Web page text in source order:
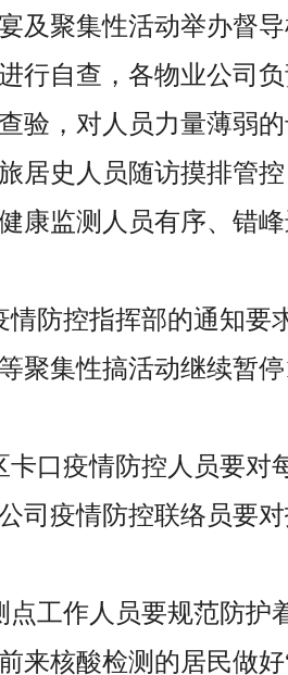
及聚集性活动举办督
行自查，各物业公司
验，对人员力量薄弱
居史人员随访摸排管
康监测人员有序、错
情防控指挥部的通知要
聚集性搞活动继续暂
卡口疫情防控人员要对
司疫情防控联络员要
点工作人员要规范防护
来核酸检测的居民做